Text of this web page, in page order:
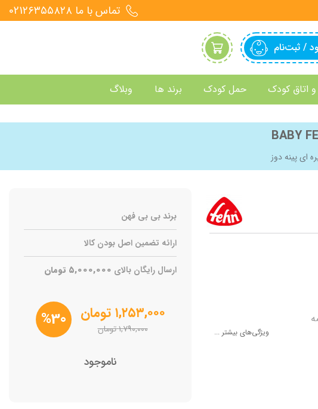
تماس با ما 021۲۶۳۵۵۸۲۸
/ ثبت‌نام
اتاق کودک حمل کودک برند ها وبلاگ
ای پینه دوز
ویژگی‌های بیشتر ...
برند بی بی فهن
ارائه تضمین اصل بودن کالا
ارسال رایگان بالای ۵,۰۰۰,۰۰۰ تومان
۱,۲۵۳,۰۰۰ تومان
۱,۷۹۰,۰۰۰تومان %30
ناموجود